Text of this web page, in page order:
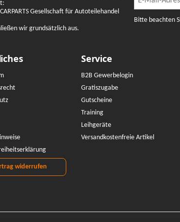
Gesellschaft für Autoteilehandel
wir grundsätzlich aus.
Bitte beachten
widerrufen
Service
B2B Gewerbelogin
Gratiszugabe
Gutscheine
Training
Leihgeräte
Versandkostenfreie Artikel